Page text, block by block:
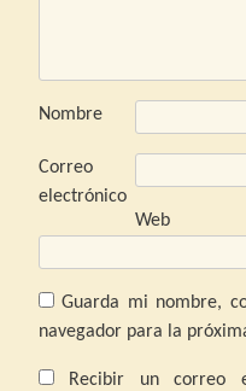
Nombre
Correo
electrónico
Web
Guarda mi nombre,
navegador para la
Recibir un correo